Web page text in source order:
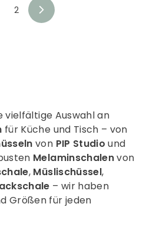
0
2
N
e
vielfältige Auswahl an
für Küche und Tisch – von
von PIP Studio und
Melaminschalenvon
, Müslischüssel,
– wir haben
Größen für jeden